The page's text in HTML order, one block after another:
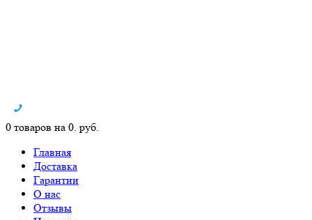
0 товаров на 0. руб.
Главная
Доставка
Гарантии
О нас
Отзывы